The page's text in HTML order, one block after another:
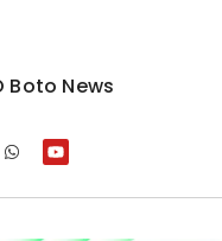
Boto News